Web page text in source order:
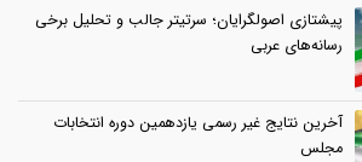
پیشتازی اصولگرایان؛ سرتیتر جالب و تحلیل برخی
رسانه‌های عربی
آخرین نتایج غیر رسمی یازدهمین دوره انتخابات
مجلس